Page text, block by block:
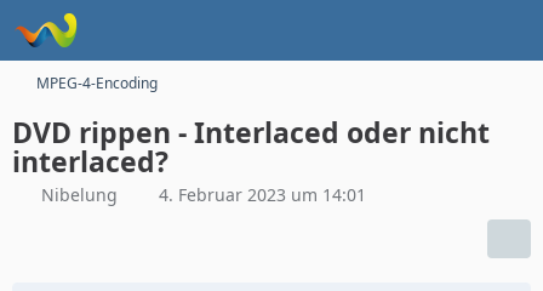
MPEG-4-Encoding
DVD rippen - Interlaced oder nicht
interlaced?
Nibelung 4. Februar 2023 um 14:01